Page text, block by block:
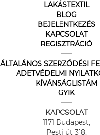
LAKÁSTEXTIL
BLOG
BEJELENTKEZÉS
KAPCSOLAT
REGISZTRÁCIÓ
ÁLTALÁNOS SZERZŐDÉSI
ADETVÉDELMI
KÍVÁNSÁGLISTÁM
GYIK
KAPCSOLAT
1171 Budapest,
Pesti út 318.